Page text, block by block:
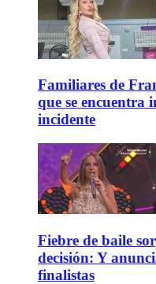
Familiares de
que se encuentra
incidente
Fiebre de baile
decisión: Y
finalistas